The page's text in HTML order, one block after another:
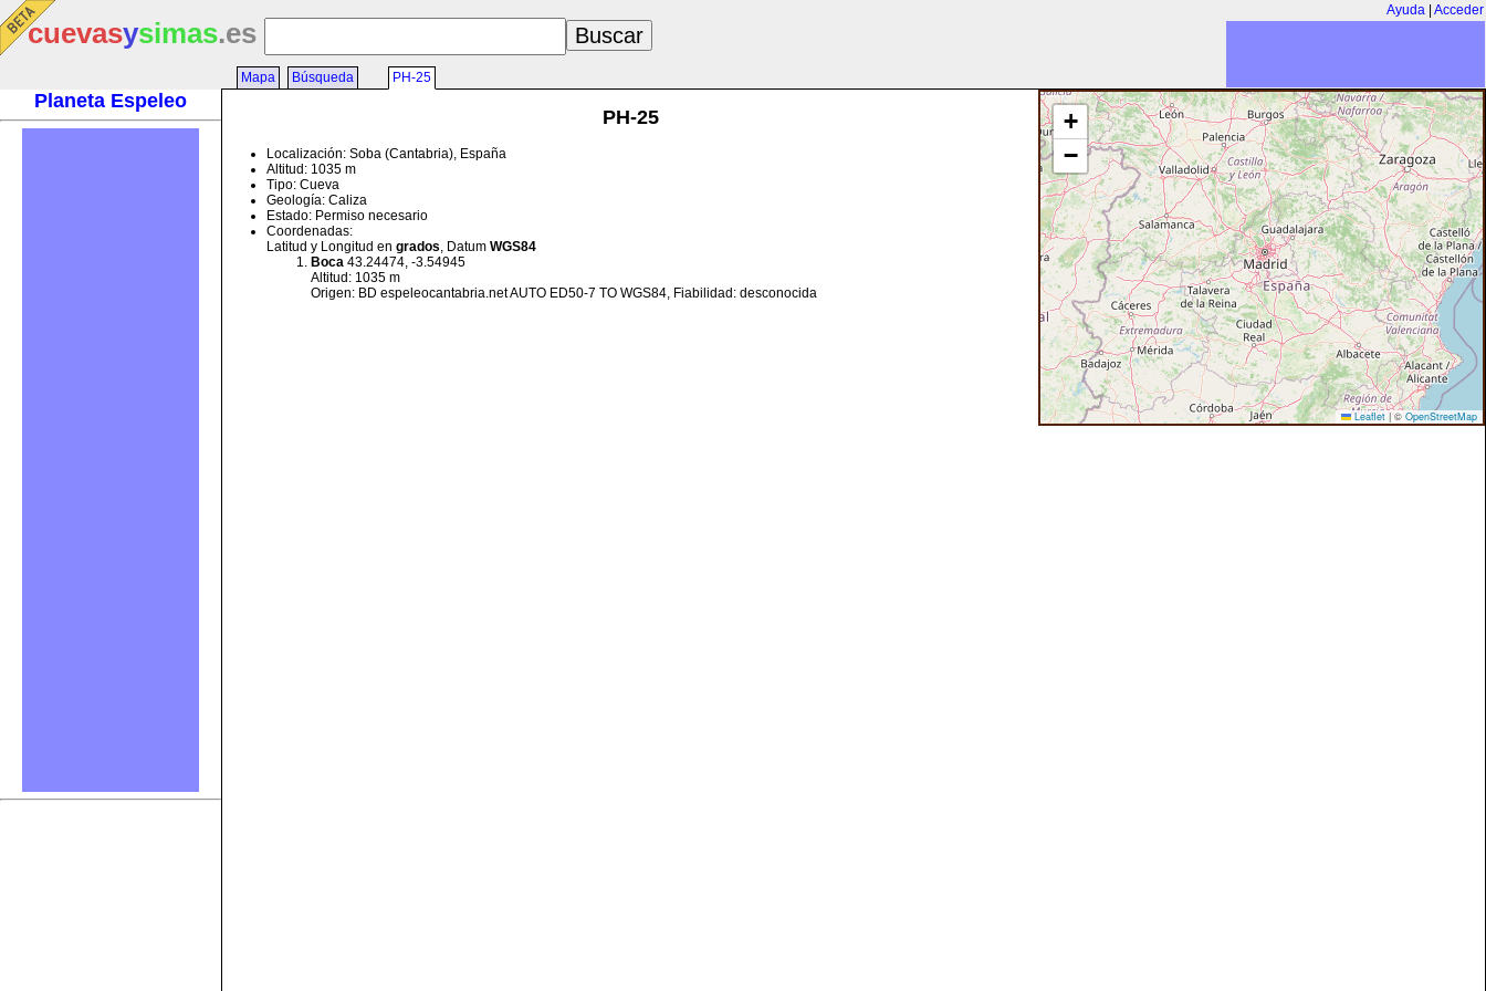
Ayuda Acceder
cuevasysimas.es
Planeta Espeleo
Mapa Búsqueda PH-25
+
−
Leaflet | © OpenStreetMap
PH-25
Localización: Soba (Cantabria), España
Altitud: 1035 m
Tipo: Cueva
Geología: Caliza
Estado: Permiso necesario
Coordenadas:
Latitud y Longitud en grados, Datum WGS84
Boca 43.24474, -3.54945
Altitud: 1035 m
Origen: BD espeleocantabria.net AUTO ED50-7 TO WGS84, Fiabilidad: desconocida